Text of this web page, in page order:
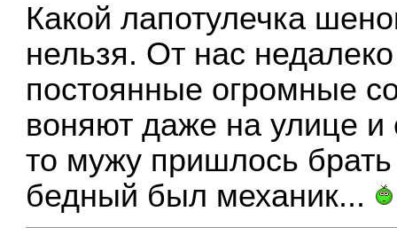
Какой лапотулечка
нельзя. От нас
постоянные огромные
воняют даже на улице и
то мужу пришлось
бедный был механик...